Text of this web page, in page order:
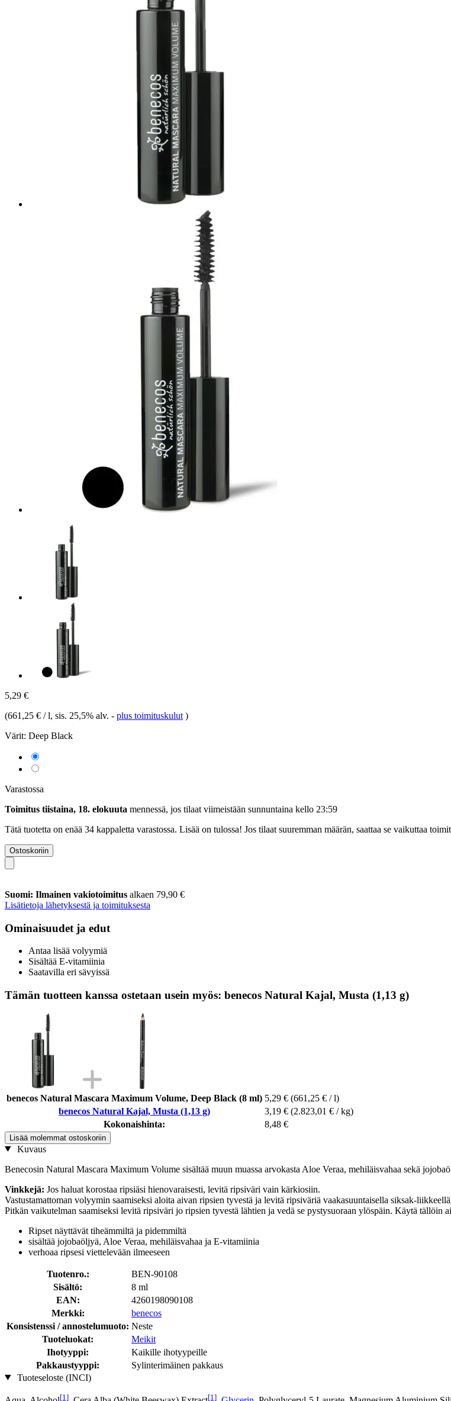
5,29 €
(661,25 € / l, sis. 25,5% alv. - plus toimituskulut )
Värit: Deep Black
Varastossa
Toimitus tiistaina, 18. elokuuta mennessä, jos tilaat viimeistään sunnuntaina kello 23:59
Tätä tuotetta on enää 34 kappaletta varastossa. Lisää on tulossa! Jos tilaat suuremman määrän, saattaa se vaikuttaa
Ostoskoriin
Suomi: Ilmainen vakiotoimitus alkaen 79,90 €
Lisätietoja lähetyksestä ja toimituksesta
Ominaisuudet ja edut
Antaa lisää volyymiä
Sisältää E-vitamiinia
Saatavilla eri sävyissä
Tämän tuotteen kanssa ostetaan usein myös: benecos Natural Kajal, Musta (1,13 g)
benecos Natural Mascara Maximum Volume, Deep Black (8 ml) 5,29 € (661,25 € / l)
benecos Natural Kajal, Musta (1,13 g)
3,19 € (2.823,01 € / kg)
Kokonaishinta:
8,48 €
Lisää molemmat ostoskoriin
Kuvaus
Benecosin Natural Mascara Maximum Volume sisältää muun muassa arvokasta Aloe Veraa, mehiläisvahaa sekä
Vinkkejä: Jos haluat korostaa ripsiäsi hienovaraisesti, levitä ripsiväri vain kärkiosiin.
Vastustamattoman volyymin saamiseksi aloita aivan ripsien tyvestä ja levitä ripsiväriä vaakasuuntaisella siksak-
Pitkän vaikutelman saamiseksi levitä ripsiväri jo ripsien tyvestä lähtien ja vedä se pystysuoraan ylöspäin. Käytä tällöin
Ripset näyttävät tiheämmiltä ja pidemmiltä
sisältää jojobaöljyä, Aloe Veraa, mehiläisvahaa ja E-vitamiinia
verhoaa ripsesi viettelevään ilmeeseen
Tuotenro.:
BEN-90108
Sisältö:
8 ml
EAN:
4260198090108
Merkki:
benecos
Konsistenssi / annostelumuoto: Neste
Tuoteluokat:
Meikit
Ihotyyppi:
Kaikille ihotyypeille
Pakkaustyyppi:
Sylinterimäinen pakkaus
Tuoteseloste (INCI)
[1] [1]